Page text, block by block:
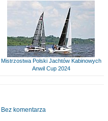
Mistrzostwa Polski Jachtów Kabinowych
Anwil Cup 2024
Bez komentarza